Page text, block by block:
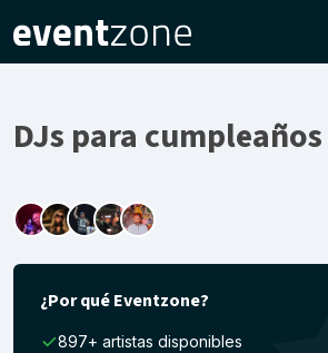
DJs para cumpleaños
¿Por qué Eventzone?
897+ artistas disponibles